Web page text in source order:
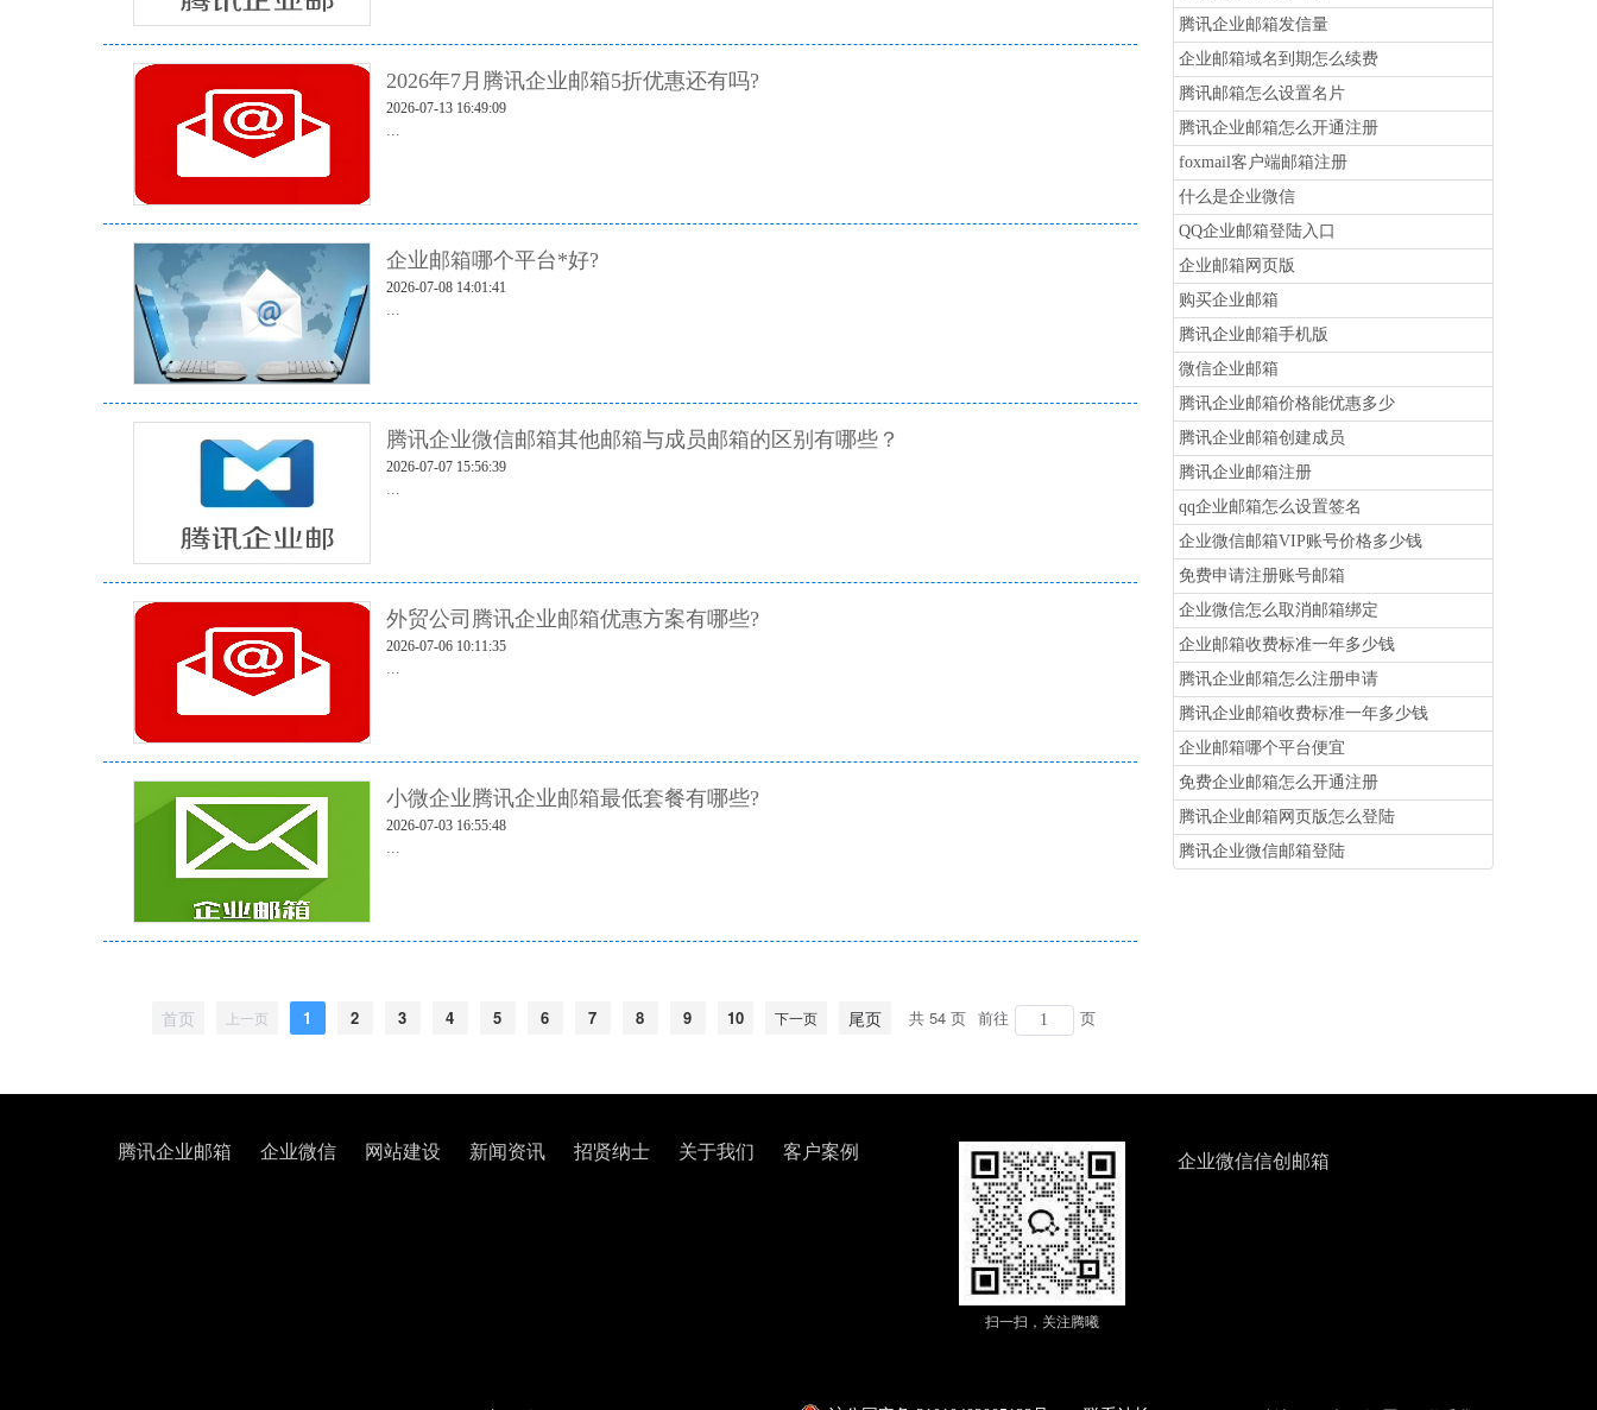
2026年7月腾讯企业邮箱5折优惠还有吗?
2026-07-13 16:49:09
...
企业邮箱哪个平台*好?
2026-07-08 14:01:41
...
腾讯企业微信邮箱其他邮箱与成员邮箱的区别有哪些？
2026-07-07 15:56:39
...
外贸公司腾讯企业邮箱优惠方案有哪些?
2026-07-06 10:11:35
...
小微企业腾讯企业邮箱最低套餐有哪些?
2026-07-03 16:55:48
...
首页 上一页 1 2 3 4 5 6 7 8 9 10 下一页 尾页 共 54 页 前往 页
腾讯企业邮箱发信量
企业邮箱域名到期怎么续费
腾讯邮箱怎么设置名片
腾讯企业邮箱怎么开通注册
foxmail客户端邮箱注册
什么是企业微信
QQ企业邮箱登陆入口
企业邮箱网页版
购买企业邮箱
腾讯企业邮箱手机版
微信企业邮箱
腾讯企业邮箱价格能优惠多少
腾讯企业邮箱创建成员
腾讯企业邮箱注册
qq企业邮箱怎么设置签名
企业微信邮箱VIP账号价格多少钱
免费申请注册账号邮箱
企业微信怎么取消邮箱绑定
企业邮箱收费标准一年多少钱
腾讯企业邮箱怎么注册申请
腾讯企业邮箱收费标准一年多少钱
企业邮箱哪个平台便宜
免费企业邮箱怎么开通注册
腾讯企业邮箱网页版怎么登陆
腾讯企业微信邮箱登陆
腾讯企业邮箱 企业微信 网站建设 新闻资讯 招贤纳士 关于我们 客户案例
扫一扫，关注腾曦
企业微信信创邮箱